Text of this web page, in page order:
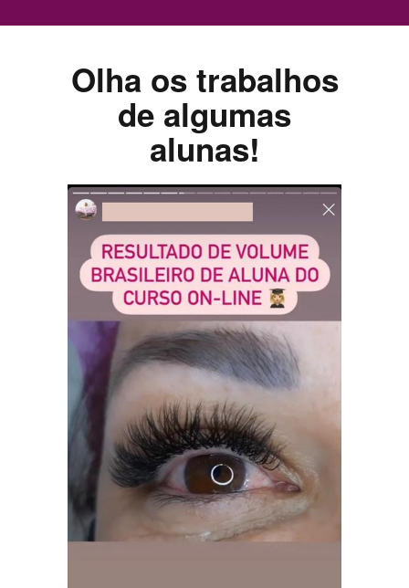
Cílios Fio a Fio
Avançado e Volume Y
por Simone Campos
Curso 100% online
para capacitação de Profissionais
da Área
Inscreva-se
Veja os
resultados de
algumas alunas
Olha os trabalhos
de algumas
alunas!